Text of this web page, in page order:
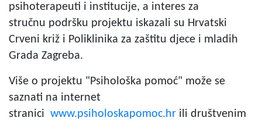
psihoterapeuti i institucije, a interes za
stručnu podršku projektu iskazali su Hrvatski
Crveni križ i Poliklinika za zaštitu djece i mladih
Grada Zagreba.
Više o projektu "Psihološka pomoć" može se
saznati na internet
stranici www.psiholoskapomoc.hr ili društvenim